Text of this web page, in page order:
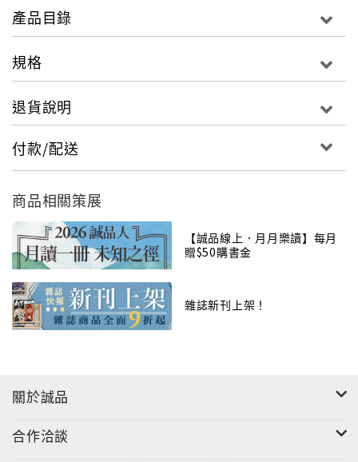
退後一步，成為日常生活的容器和催化劑，亦即所謂的
「弱建築」與「強日常」。
乾久美子常創造許多「像巷弄一樣」的室內或半戶外空
間，讓私密與公共之間的界限變得模糊；也將「行走」
這個單調的日常動作，變成「不日常」的體驗。她擅長
從混亂的場地條件中總結出設計的秩序，並在嚴謹的邏
輯上開展與時間的對話，讓建築成為城市生活的延展平
程為例，她創造了一個巨大屋頂的城市客廳，將圖書
館、市民活動中心與車站機能編織在一起，將交通節點
轉化為市民的客廳，市民可以在這裡閑坐、聊天、舉辦
小型市集，人與人偶遇與交流，日常活動自然的發生，
讓原本功能性的空間，變成了孕育社區活力的土壤，在
「流動而透明的現代社會，展示了建築的新的存在方
式」。
放置建築》，她讓建築輕巧地融入環境，成為連接人與
或標榜自我，也並非功能性的「好用」，而是一種存在
產品目錄
規格
退貨說明
付款/配送
商品相關策展
【誠品線上．月月樂讀】每月
贈$50購書金
雜誌新刊上架！
關於誠品
合作洽談